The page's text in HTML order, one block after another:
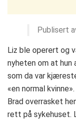
Publisert
Liz ble operert og
nyheten om at hun
som da var
«en normal kvinne».
Brad overrasket
rett på sykehuset.